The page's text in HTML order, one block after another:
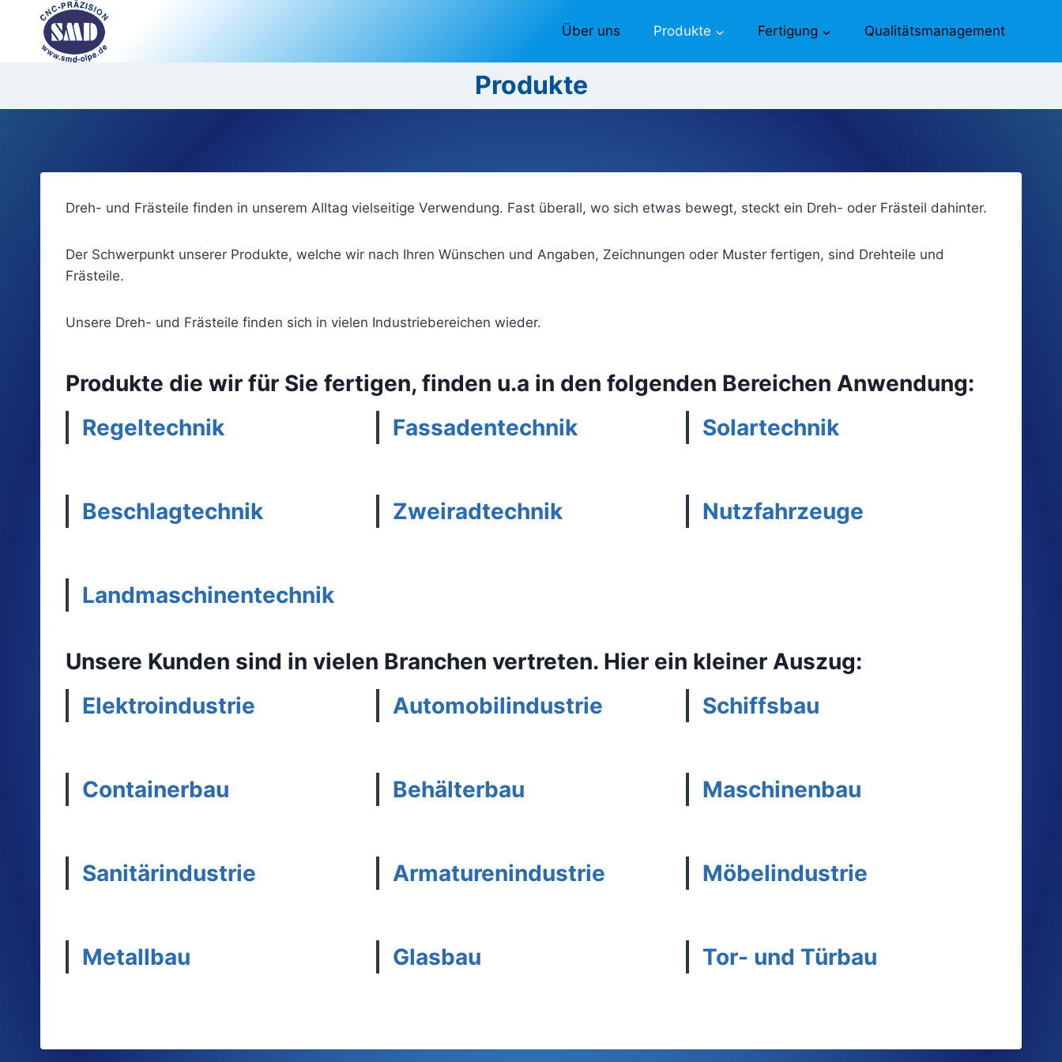
springen
Über uns Produkte Fertigung Qualitätsmanagement
Produkte
Dreh- und Frästeile finden in unserem Alltag vielseitige Verwendung. Fast überall, wo sich etwas bewegt, steckt ein Dreh- oder Frästeil dahinter.
Der Schwerpunkt unserer Produkte, welche wir nach Ihren Wünschen und Angaben, Zeichnungen oder Muster fertigen, sind Drehteile und
Frästeile.
Unsere Dreh- und Frästeile finden sich in vielen Industriebereichen wieder.
Produkte die wir für Sie fertigen, finden u.a in den folgenden Bereichen Anwendung:
Regeltechnik
Fassadentechnik Solartechnik
Beschlagtechnik Zweiradtechnik Nutzfahrzeuge
Landmaschinentechnik
Unsere Kunden sind in vielen Branchen vertreten. Hier ein kleiner Auszug:
Elektroindustrie
Automobilindustrie Schiffsbau
Containerbau Behälterbau Maschinenbau
Sanitärindustrie Armaturenindustrie Möbelindustrie
Metallbau Glasbau Tor- und Türbau